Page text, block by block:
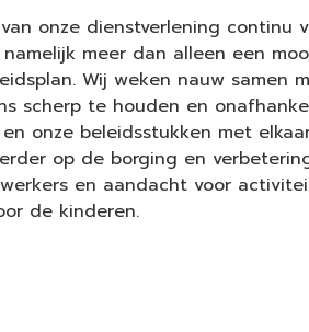
onze dienstverlening continu
meer dan alleen een
Wij weken nauw samen
scherp te houden en
onze beleidsstukken met
op de borging en
en aandacht voor
de kinderen.